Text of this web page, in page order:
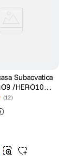
Subacvatica
/HERO10
HERO12/
(12)